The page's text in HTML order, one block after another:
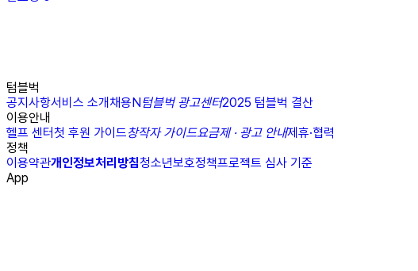
텀블벅
공지사항서비스 소개채용N텀블벅 광고센터2025 텀블벅 결산
이용안내
헬프 센터첫 후원 가이드창작자 가이드요금제 · 광고 안내제휴·협력
정책
이용약관개인정보처리방침청소년보호정책프로젝트 심사 기준
App